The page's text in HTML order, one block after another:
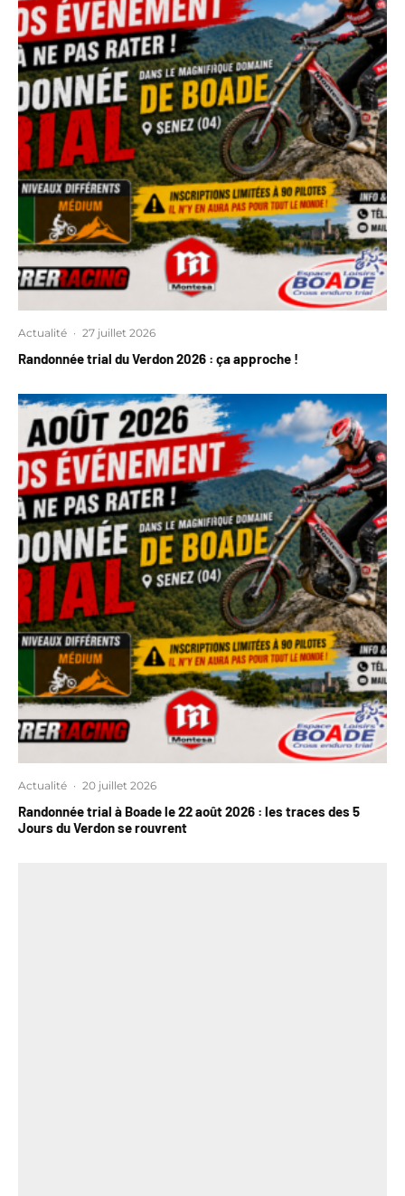
Actualité · 27 juillet 2026
Randonnée trial du Verdon 2026 : ça approche !
Actualité · 20 juillet 2026
Randonnée trial à Boade le 22 août 2026 : les traces des 5
Jours du Verdon se rouvrent